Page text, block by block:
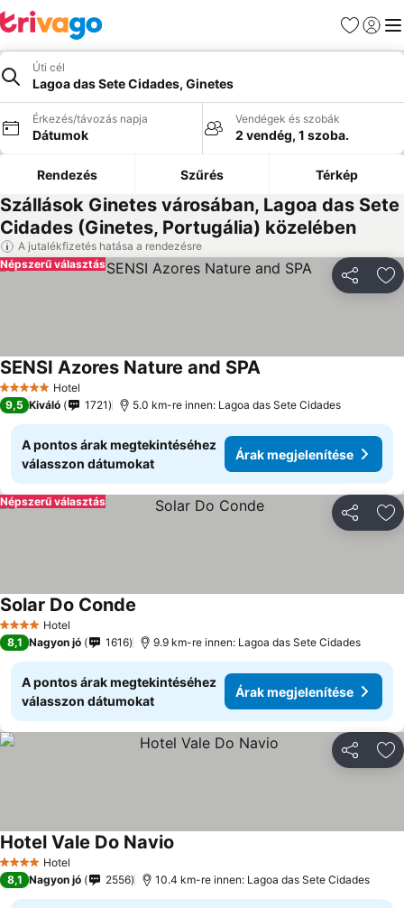
Kedvencek
Úti cél
Lagoa das Sete Cidades, Ginetes
Érkezés/távozás napja
Dátumok
Vendégek és szobák
2 vendég, 1 szoba.
Rendezés Szűrés Térkép
Szállások Ginetes városában, Lagoa das Sete
Cidades (Ginetes, Portugália) közelében
A jutalékfizetés hatása a rendezésre
Népszerű választás
5 KategóriaHotel
SENSI Azores Nature and SPA
9,5 Kiváló 1721 5.0 km-re innen: Lagoa das Sete Cidades
A pontos árak megtekintéséhez
válasszon dátumokat
Árak megjelenítése
Népszerű választás
4 KategóriaHotel
Solar Do Conde
8,1 Nagyon jó 1616 9.9 km-re innen: Lagoa das Sete Cidades
A pontos árak megtekintéséhez
válasszon dátumokat
Árak megjelenítése
4 KategóriaHotel
Hotel Vale Do Navio
8,1 Nagyon jó 2556 10.4 km-re innen: Lagoa das Sete Cidades